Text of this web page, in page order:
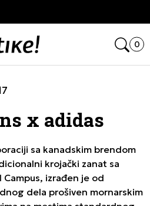
0
x adidas
sa kanadskim brendom
krojački zanat sa
Campus, izrađen je od
dela prošiven mornarskim